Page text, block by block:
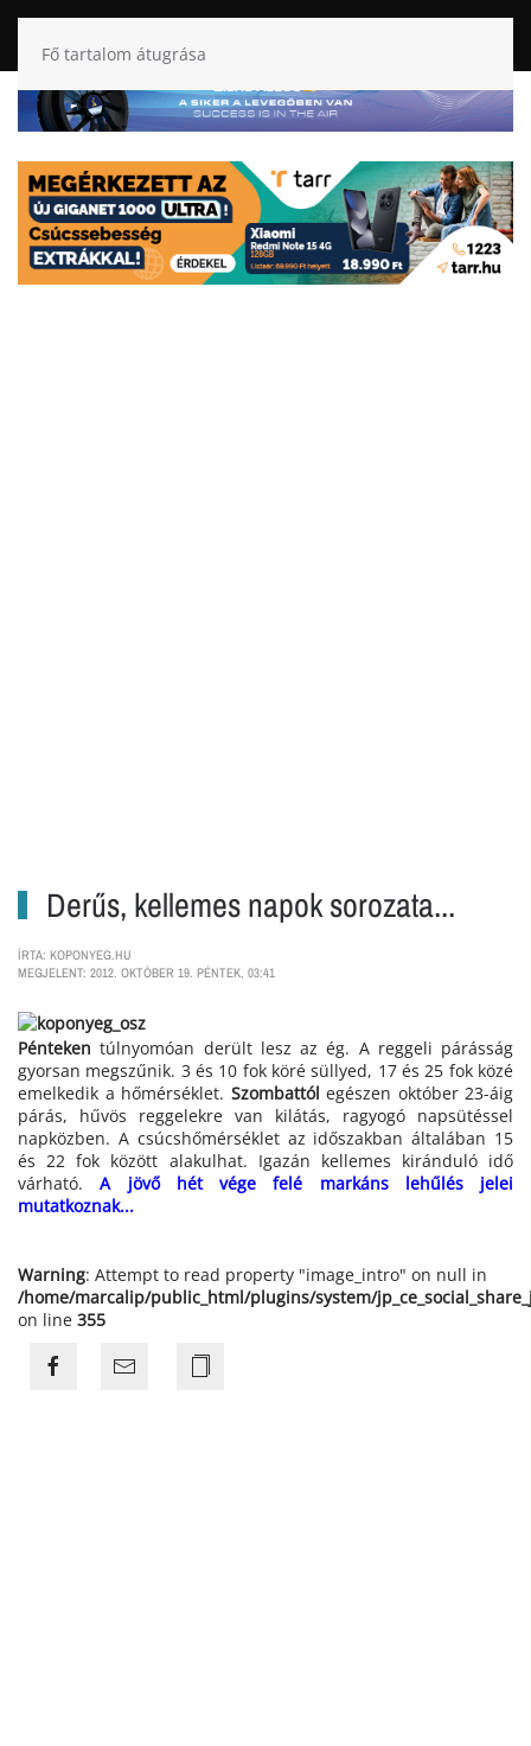
Fő tartalom átugrása
Derűs, kellemes napok sorozata...
ÍRTA: KOPONYEG.HU
MEGJELENT: 2012. OKTÓBER 19. PÉNTEK, 03:41
Péntekentúlnyomóan derült lesz az ég. A reggeli párásság
gyorsan megszűnik. 3 és 10 fok köré süllyed, 17 és 25 fok közé
emelkedik a hőmérséklet. Szombattól egészen október 23-áig
párás, hűvös reggelekre van kilátás, ragyogó napsütéssel
napközben. A csúcshőmérséklet az időszakban általában 15
és 22 fok között alakulhat. Igazán kellemes kiránduló idő
várható.A jövő hét vége felé markáns lehűlés jelei
mutatkoznak...
Warning: Attempt to read property "image_intro" on null in
/home/marcalip/public_html/plugins/system/
on line 355